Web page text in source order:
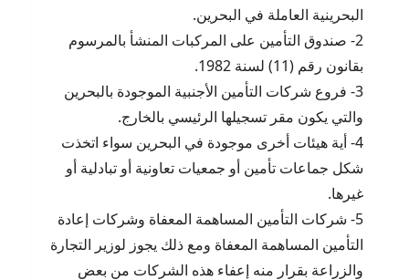
البحرينية العاملة في البحرين.
2- صندوق التأمين على المركبات المنشأ بالمرسوم
بقانون رقم (11) لسنة 1982.
3- فروع شركات التأمين الأجنبية الموجودة بالبحرين
والتي يكون مقر تسجيلها الرئيسي بالخارج.
4- أية هيئات أخرى موجودة في البحرين سواء اتخذت
شكل جماعات تأمين أو جمعيات تعاونية أو تبادلية أو
غيرها.
5- شركات التأمين المساهمة المعفاة وشركات إعادة
التأمين المساهمة المعفاة ومع ذلك يجوز لوزير التجارة
والزراعة بقرار منه إعفاء هذه الشركات من بعض